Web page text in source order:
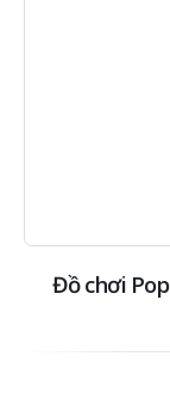
Đồ chơi